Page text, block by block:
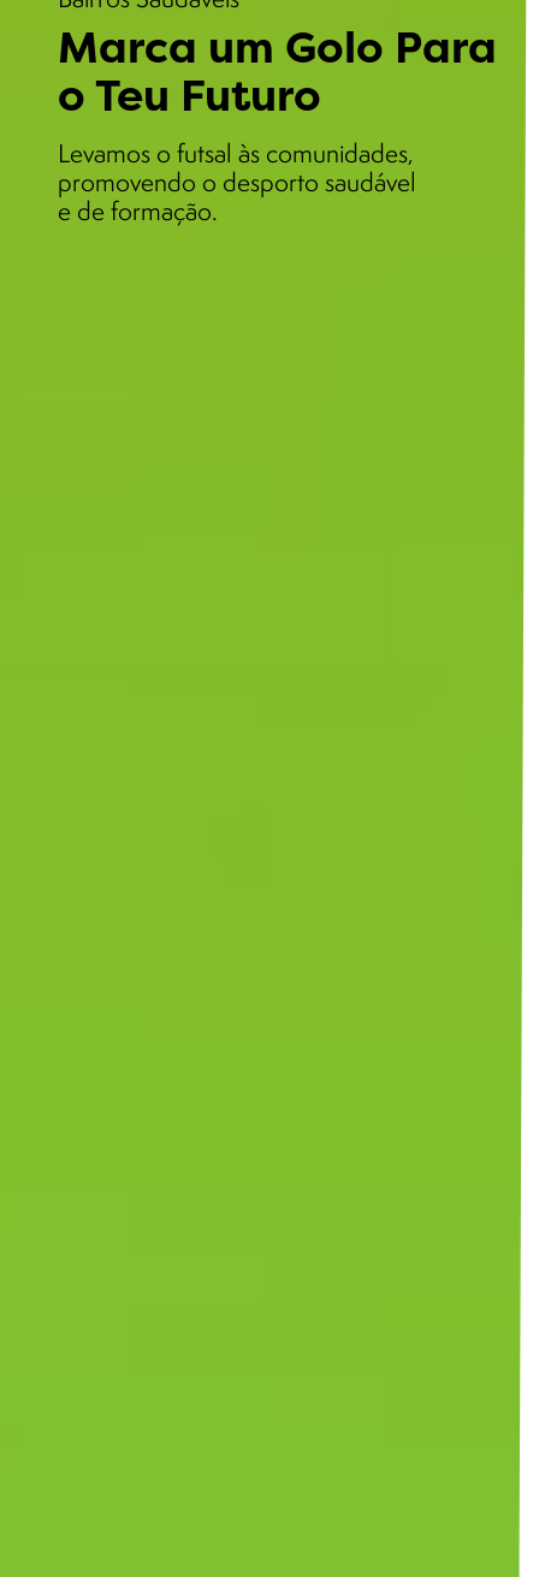
Marca um Golo Para
o Teu Futuro
Levamos o futsal às comunidades,
promovendo o desporto saudável
e de formação.